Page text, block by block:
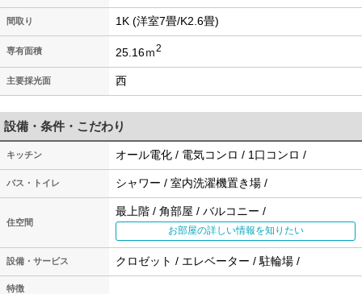
間取り 1K (洋室7畳/K2.6畳)
専有面積 25.16ｍ2
主要採光面 西
設備・条件・こだわり
キッチン オール電化 / 電気コンロ / 1口コンロ /
バス・トイレ シャワー / 室内洗濯機置き場 /
住空間
最上階 / 角部屋 / バルコニー /
お部屋の詳しい情報を知りたい
設備・サービス クロゼット / エレベーター / 駐輪場 /
特徴